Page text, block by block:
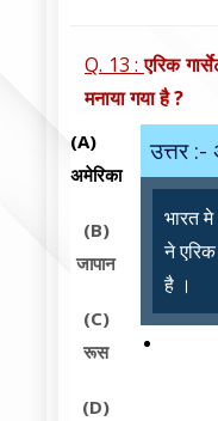
Q. 13 :एरिक
मनाया गया है ?
(A)
अमेरिका
(B)
जापान
(C)
रूस
(D)
उत्तर :-
भारत
ने
है ।